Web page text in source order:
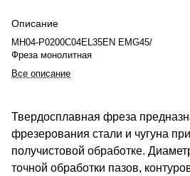
Описание
MH04-P0200C04EL35EN EMG45/
Фреза монолитная
Все описание
Твердосплавная фреза
фрезерования стали и чугуна
получистовой обработке.
точной обработки пазов,